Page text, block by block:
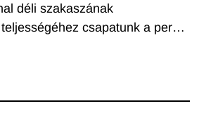
déli szakaszának
csapatunk a peron